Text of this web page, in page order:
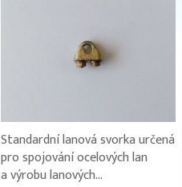
Standardní lanová svorka určená
pro spojování ocelových lan
a výrobu lanových...